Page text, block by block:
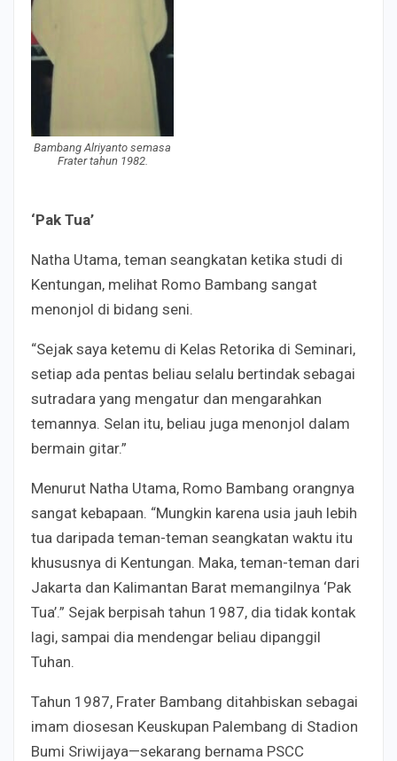
Bambang Alriyanto semasa
Frater tahun 1982.
‘Pak Tua’
Natha Utama, teman seangkatan ketika studi di
Kentungan, melihat Romo Bambang sangat
menonjol di bidang seni.
“Sejak saya ketemu di Kelas Retorika di Seminari,
setiap ada pentas beliau selalu bertindak sebagai
sutradara yang mengatur dan mengarahkan
temannya. Selan itu, beliau juga menonjol dalam
bermain gitar.”
Menurut Natha Utama, Romo Bambang orangnya
sangat kebapaan. “Mungkin karena usia jauh lebih
tua daripada teman-teman seangkatan waktu itu
khususnya di Kentungan. Maka, teman-teman dari
Jakarta dan Kalimantan Barat memangilnya ‘Pak
Tua’.” Sejak berpisah tahun 1987, dia tidak kontak
lagi, sampai dia mendengar beliau dipanggil
Tuhan.
Tahun 1987, Frater Bambang ditahbiskan sebagai
imam diosesan Keuskupan Palembang di Stadion
Bumi Sriwijaya—sekarang bernama PSCC